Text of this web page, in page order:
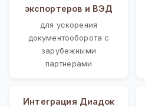
экспортеров и ВЭД
для ускорения
документооборота с
зарубежными
партнерами
Интеграция Диадок